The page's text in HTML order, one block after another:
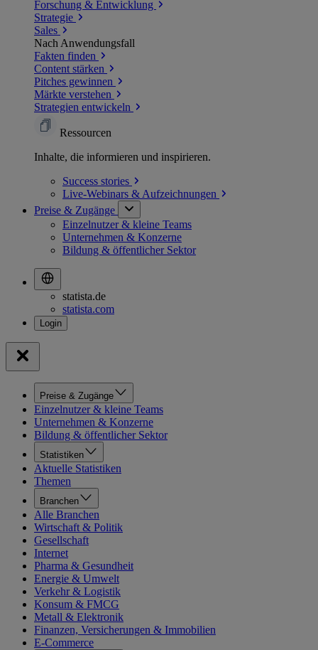
Forschung & Entwicklung
Strategie
Sales
Nach Anwendungsfall
Fakten finden
Content stärken
Pitches gewinnen
Märkte verstehen
Strategien entwickeln
Ressourcen
Inhalte, die informieren und inspirieren.
Success stories
Live-Webinars & Aufzeichnungen
Preise & Zugänge
Einzelnutzer & kleine Teams
Unternehmen & Konzerne
Bildung & öffentlicher Sektor
statista.de
statista.com
Preise & Zugänge
Einzelnutzer & kleine Teams
Unternehmen & Konzerne
Bildung & öffentlicher Sektor
Statistiken
Aktuelle Statistiken
Themen
Branchen
Alle Branchen
Wirtschaft & Politik
Gesellschaft
Internet
Pharma & Gesundheit
Energie & Umwelt
Verkehr & Logistik
Konsum & FMCG
Metall & Elektronik
Finanzen, Versicherungen & Immobilien
E-Commerce